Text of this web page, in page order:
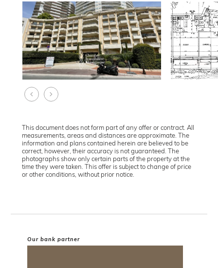
This document does not form part of any offer or contract. All
measurements, areas and distances are approximate. The
information and plans contained herein are believed to be
correct, however, their accuracy is not guaranteed. The
photographs show only certain parts of the property at the
time they were taken. This offer is subject to change of price
or other conditions, without prior notice.
Our bank partner